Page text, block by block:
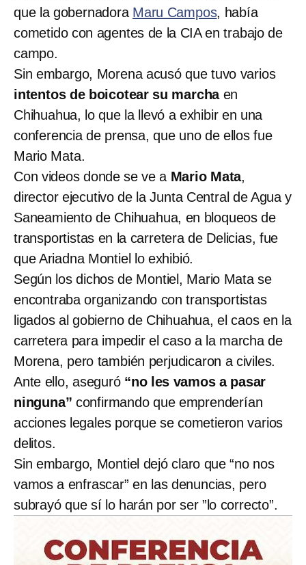
que la gobernadora Maru Campos, había
cometido con agentes de la CIA en trabajo de
campo.
Sin embargo, Morena acusó que tuvo varios
intentos de boicotear su marchaen
Chihuahua, lo que la llevó a exhibir en una
conferencia de prensa, que uno de ellos fue
Mario Mata.
Con videos donde se ve a Mario Mata,
director ejecutivo de la Junta Central de Agua y
Saneamiento de Chihuahua, en bloqueos de
transportistas en la carretera de Delicias, fue
que Ariadna Montiel lo exhibió.
Según los dichos de Montiel, Mario Mata se
encontraba organizando con transportistas
ligados al gobierno de Chihuahua, el caos en la
carretera para impedir el caso a la marcha de
Morena, pero también perjudicaron a civiles.
Ante ello, aseguró “no les vamos a pasar
ninguna” confirmando que emprenderían
acciones legales porque se cometieron varios
delitos.
Sin embargo, Montiel dejó claro que “no nos
vamos a enfrascar” en las denuncias, pero
subrayó que sí lo harán por ser ”lo correcto”.